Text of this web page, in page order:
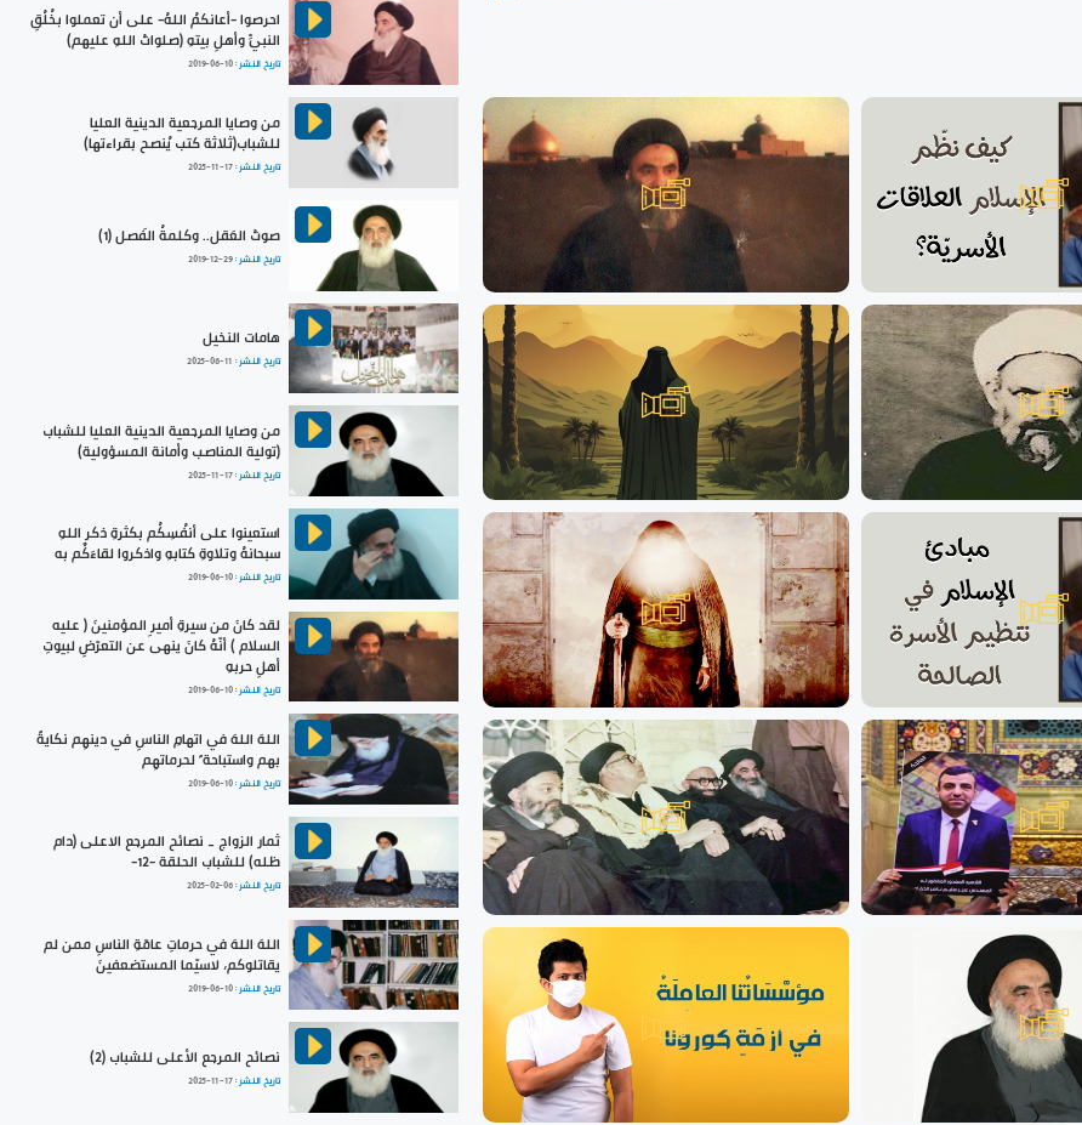
احرصوا -أعانكمُ اللهُ- على أن تعملوا بخُلُقِ
النبيِّ وأهلِ بيتهِ (صلواتُ اللهِ عليهم)
تاريخ النشر :2019-06-10
من وصايا المرجعية الدينية العليا
للشباب(ثلاثة كتب يُنصح بقراءتها)
تاريخ النشر :2025-11-17
صوتُ العَقل.. وكلمةُ الفَصل (1)
تاريخ النشر :2019-12-29
هامات النخيل
تاريخ النشر : 2025-06-11
من وصايا المرجعية الدينية العليا للشباب
(تولية المناصب وأمانة المسؤولية)
تاريخ النشر :2025-11-17
استعينوا على أنفُسِكُم بكثرةِ ذكرِ اللهِ
سبحانهُ وتلاوةِ كتابهِ واذكروا لقاءَكُم به
تاريخ النشر :2019-06-10
لقد كانَ من سيرةِ أميرِ المؤمنينَ ( عليه
السلام ) أنّهُ كانَ ينهى عن التعرّضِ لبيوتِ
أهلِ حربهِ
تاريخ النشر :2019-06-10
اللهَ اللهَ في اتهامِ الناسِ في دينهِم نكايةً
بهم واستباحة ً لحرماتهِم
تاريخ النشر :2019-06-10
ثمار الزواج _ نصائح المرجع الاعلى (دام
ظله) للشباب الحلقة -12-
تاريخ النشر :2025-02-06
اللهَ اللهَ في حرماتِ عامّةِ الناسِ ممن لم
يقاتلوكم، لاسيّما المستضعفينَ
تاريخ النشر :2019-06-10
نصائح المرجع الأعلى للشباب (2)
تاريخ النشر :2025-11-17